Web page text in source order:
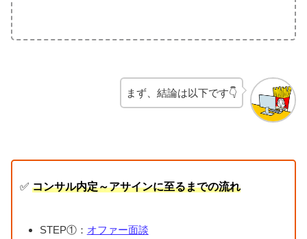
まず、結論は以下です👇
✅ コンサル内定～アサインに至るまでの流れ
STEP①： オファー面談